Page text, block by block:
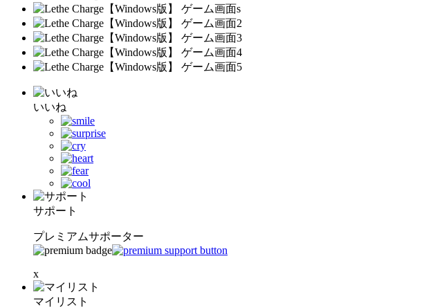
いいね
サポート
プレミアムサポーター
x
マイリスト